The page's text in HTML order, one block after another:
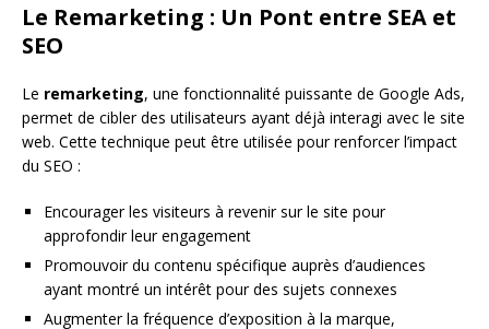
Le Remarketing : Un Pont entre SEA et
SEO
Le remarketing, une fonctionnalité puissante de Google Ads,
permet de cibler des utilisateurs ayant déjà interagi avec le site
web. Cette technique peut être utilisée pour renforcer l’impact
du SEO :
Encourager les visiteurs à revenir sur le site pour
approfondir leur engagement
Promouvoir du contenu spécifique auprès d’audiences
ayant montré un intérêt pour des sujets connexes
Augmenter la fréquence d’exposition à la marque,